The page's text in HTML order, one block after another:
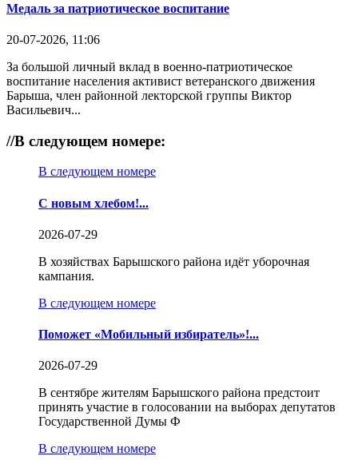
Медаль за патриотическое воспитание
20-07-2026, 11:06
За большой личный вклад в военно-патриотическое
воспитание населения активист ветеранского движения
Барыша, член районной лекторской группы Виктор
Васильевич...
//В следующем номере:
В следующем номере
С новым хлебом!...
2026-07-29
В хозяйствах Барышского района идёт уборочная
кампания.
В следующем номере
Поможет «Мобильный избиратель»!...
2026-07-29
В сентябре жителям Барышского района предстоит
принять участие в голосовании на выборах депутатов
Государственной Думы Ф
В следующем номере